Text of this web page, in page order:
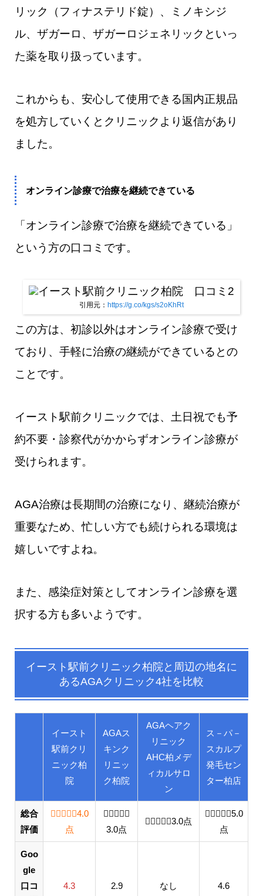
リック（フィナステリド錠）、ミノキシジ
ル、ザガーロ、ザガーロジェネリックといっ
た薬を取り扱っています。
これからも、安心して使用できる国内正規品
を処方していくとクリニックより返信があり
ました。
オンライン診療で治療を継続できている
「オンライン診療で治療を継続できている」
という方の口コミです。
引用元： https://g.co/kgs/s2oKhRt
この方は、初診以外はオンライン診療で受け
ており、手軽に治療の継続ができているとの
ことです。
イースト駅前クリニックでは、土日祝でも予
約不要・診察代がかからずオンライン診療が
受けられます。
AGA治療は長期間の治療になり、継続治療が
重要なため、忙しい方でも続けられる環境は
嬉しいですよね。
また、感染症対策としてオンライン診療を選
択する方も多いようです。
イースト駅前クリニック柏院と 周辺の地名 に
あるAGAクリニック4社を比較
イースト
駅前クリ
ニック柏
院
AGAス
キンク
リニッ
ク柏院
AGAヘアク
リニック
AHC柏メデ
ィカルサロ
ン
ス－パ－
スカルプ
発毛セン
ター柏店
総合
評価
4.0 out of 5.0 stars
4.0
点
3.0点
3.0 out of 5.0 stars
3.0点
5.0 out
5.0
点
Goo
gle
口コ
4.3 2.9 なし 4.6